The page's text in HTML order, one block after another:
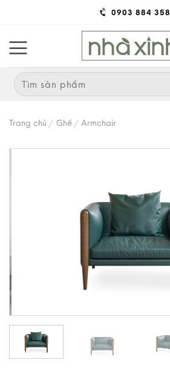
content
0903 884 358
Search
for:
Trang chủ / Ghế / Armchair